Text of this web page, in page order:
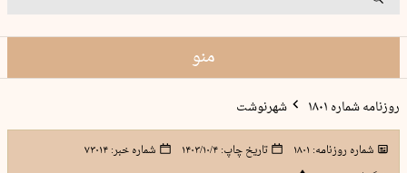
منو
روزنامه شماره ۱۸۰۱ شهرنوشت
شماره روزنامه: ۱۸۰۱ تاریخ چاپ:۱۴۰۳/۱۰/۴ شماره خبر:۷۳۰۱۴